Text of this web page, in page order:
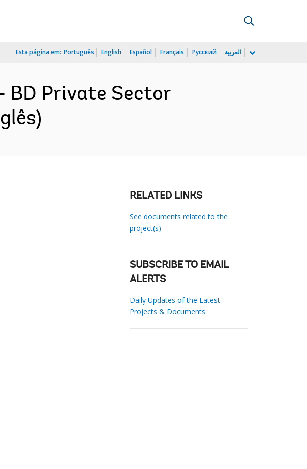
Esta página em: Português English Español Français Русский العربية
BD Private Sector
RELATED LINKS
See documents related to the
project(s)
SUBSCRIBE TO EMAIL
ALERTS
Daily Updates of the Latest
Projects & Documents